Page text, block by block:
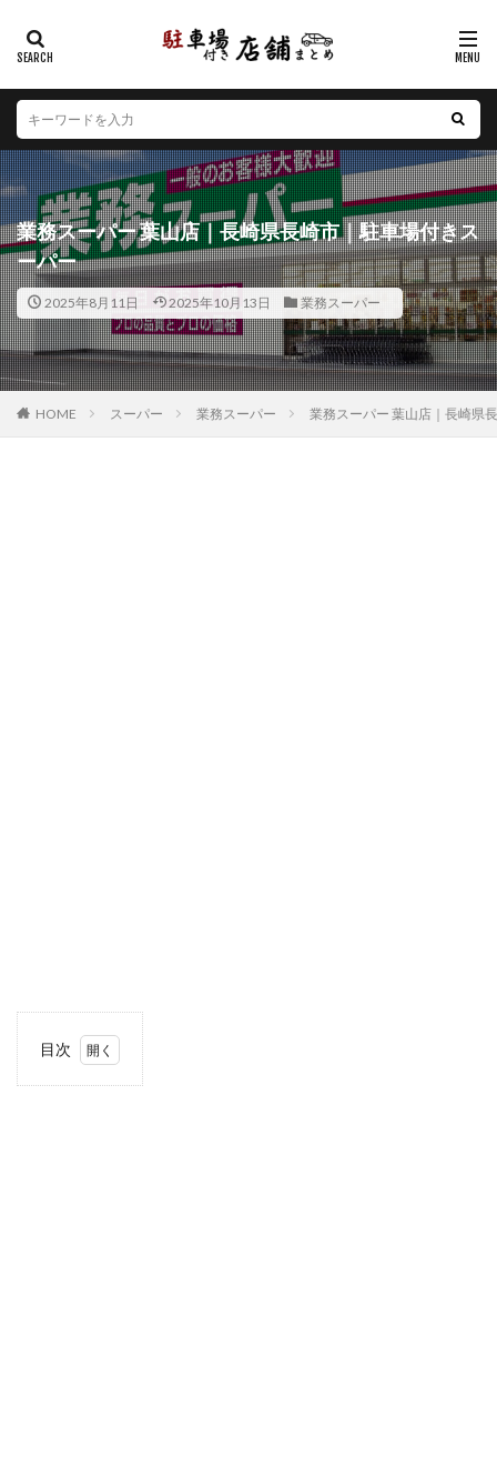
業務スーパー 葉山店｜長崎県長崎市｜駐車場付きス
ーパー
2025年8月11日 2025年10月13日 業務スーパー
HOME スーパー 業務スーパー 業務スーパー 葉山店｜長崎県
目次
カテゴリー
エリア
北海道 青森県 岩手県 宮城県
秋田県
山形県
福島県 茨城県 栃木県
群馬県
埼玉県
千葉県 東京都 神奈川県
新潟県
山梨県
長野県 富山県 石川県
福井県
岐阜県
静岡県 愛知県 三重県
滋賀県
京都府
大阪府 兵庫県 奈良県
和歌山県
鳥取県
島根県 岡山県 広島県
山口県
徳島県
香川県 愛媛県 高知県
福岡県
佐賀県
長崎県 熊本県 大分県
宮崎県